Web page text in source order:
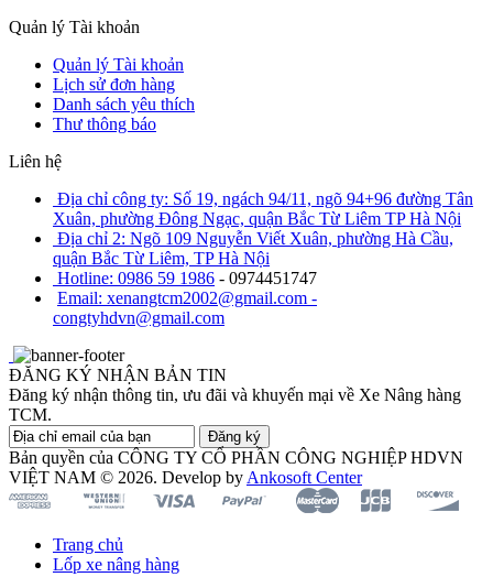
Quản lý Tài khoản
Quản lý Tài khoản
Lịch sử đơn hàng
Danh sách yêu thích
Thư thông báo
Liên hệ
Địa chỉ công ty: Số 19, ngách 94/11, ngõ 94+96 đường Tân
Xuân, phường Đông Ngạc, quận Bắc Từ Liêm TP Hà Nội
Địa chỉ 2: Ngõ 109 Nguyễn Viết Xuân, phường Hà Cầu,
quận Bắc Từ Liêm, TP Hà Nội
Hotline: 0986 59 1986 - 0974451747
Email: xenangtcm2002@gmail.com -
congtyhdvn@gmail.com
ĐĂNG KÝ NHẬN BẢN TIN
Đăng ký nhận thông tin, ưu đãi và khuyến mại về Xe Nâng hàng
TCM.
Đăng ký
Bản quyền của CÔNG TY CỔ PHẦN CÔNG NGHIỆP HDVN
VIỆT NAM © 2026. Develop by Ankosoft Center
Trang chủ
Lốp xe nâng hàng